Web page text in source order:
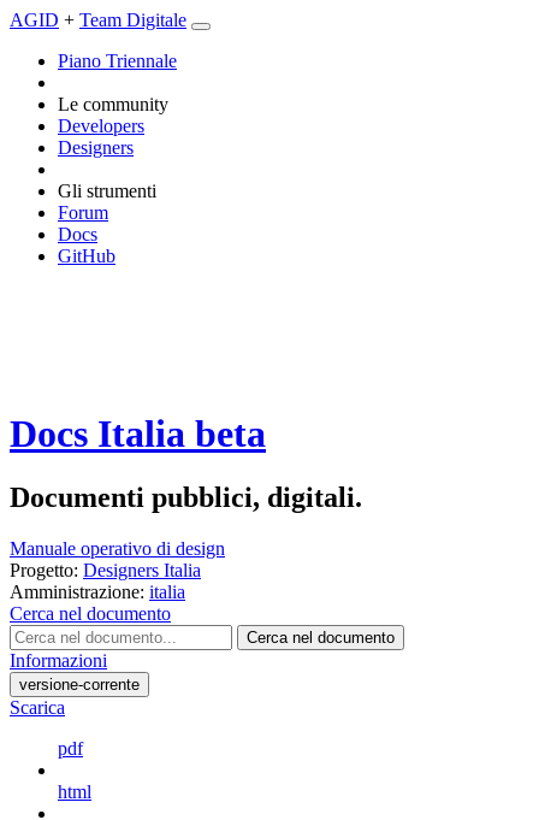
AGID + Team Digitale
Piano Triennale
Le community
Developers
Designers
Gli strumenti
Forum
Docs
GitHub
Docs Italia beta
Documenti pubblici, digitali.
Manuale operativo di design
Progetto: Designers Italia
Amministrazione: italia
Cerca nel documento
Cerca nel documento
Informazioni
versione-corrente
Scarica
pdf
html